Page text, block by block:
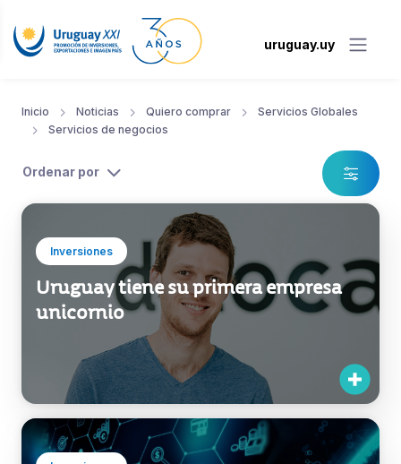
uruguay.uy
Inicio Noticias Quiero comprar
Servicios Globales
Servicios de negocios
Ordenar por
Inversiones
Uruguay tiene su primera empresa
unicornio